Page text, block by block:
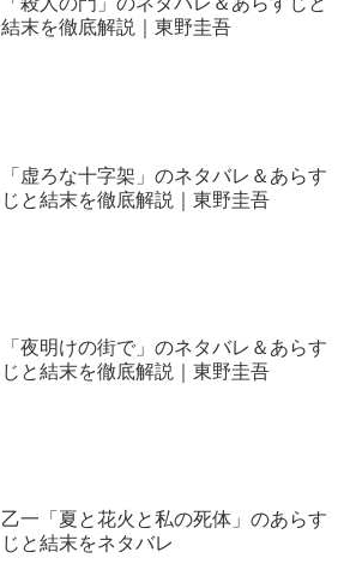
結末を徹底解説｜東野圭吾
「虚ろな十字架」のネタバレ＆あらす
じと結末を徹底解説｜東野圭吾
「夜明けの街で」のネタバレ＆あらす
じと結末を徹底解説｜東野圭吾
乙一「夏と花火と私の死体」のあらす
じと結末をネタバレ